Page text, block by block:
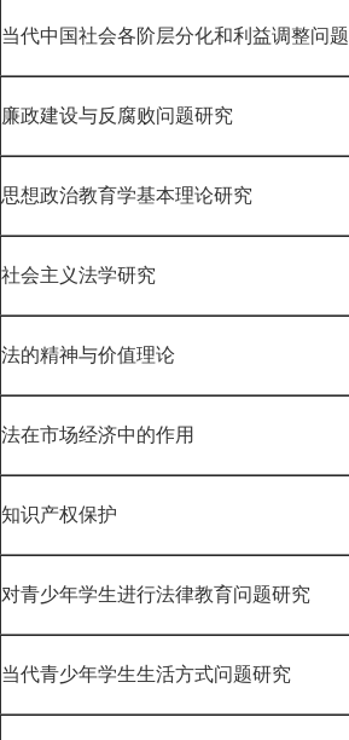
当代中国社会各阶层分化和利益调整问题
廉政建设与反腐败问题研究
思想政治教育学基本理论研究
社会主义法学研究
法的精神与价值理论
法在市场经济中的作用
知识产权保护
对青少年学生进行法律教育问题研究
当代青少年学生生活方式问题研究